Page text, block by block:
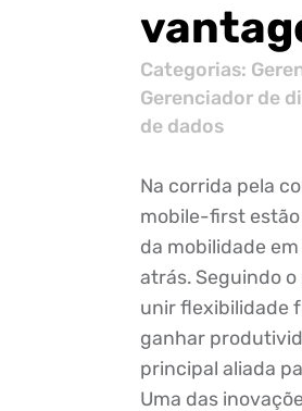
Categorias:
Gerenciador de
de dados
Na corrida pela
mobile-first
da mobilidade
atrás. Seguindo o
unir flexibilidade
ganhar
principal aliada
Uma das